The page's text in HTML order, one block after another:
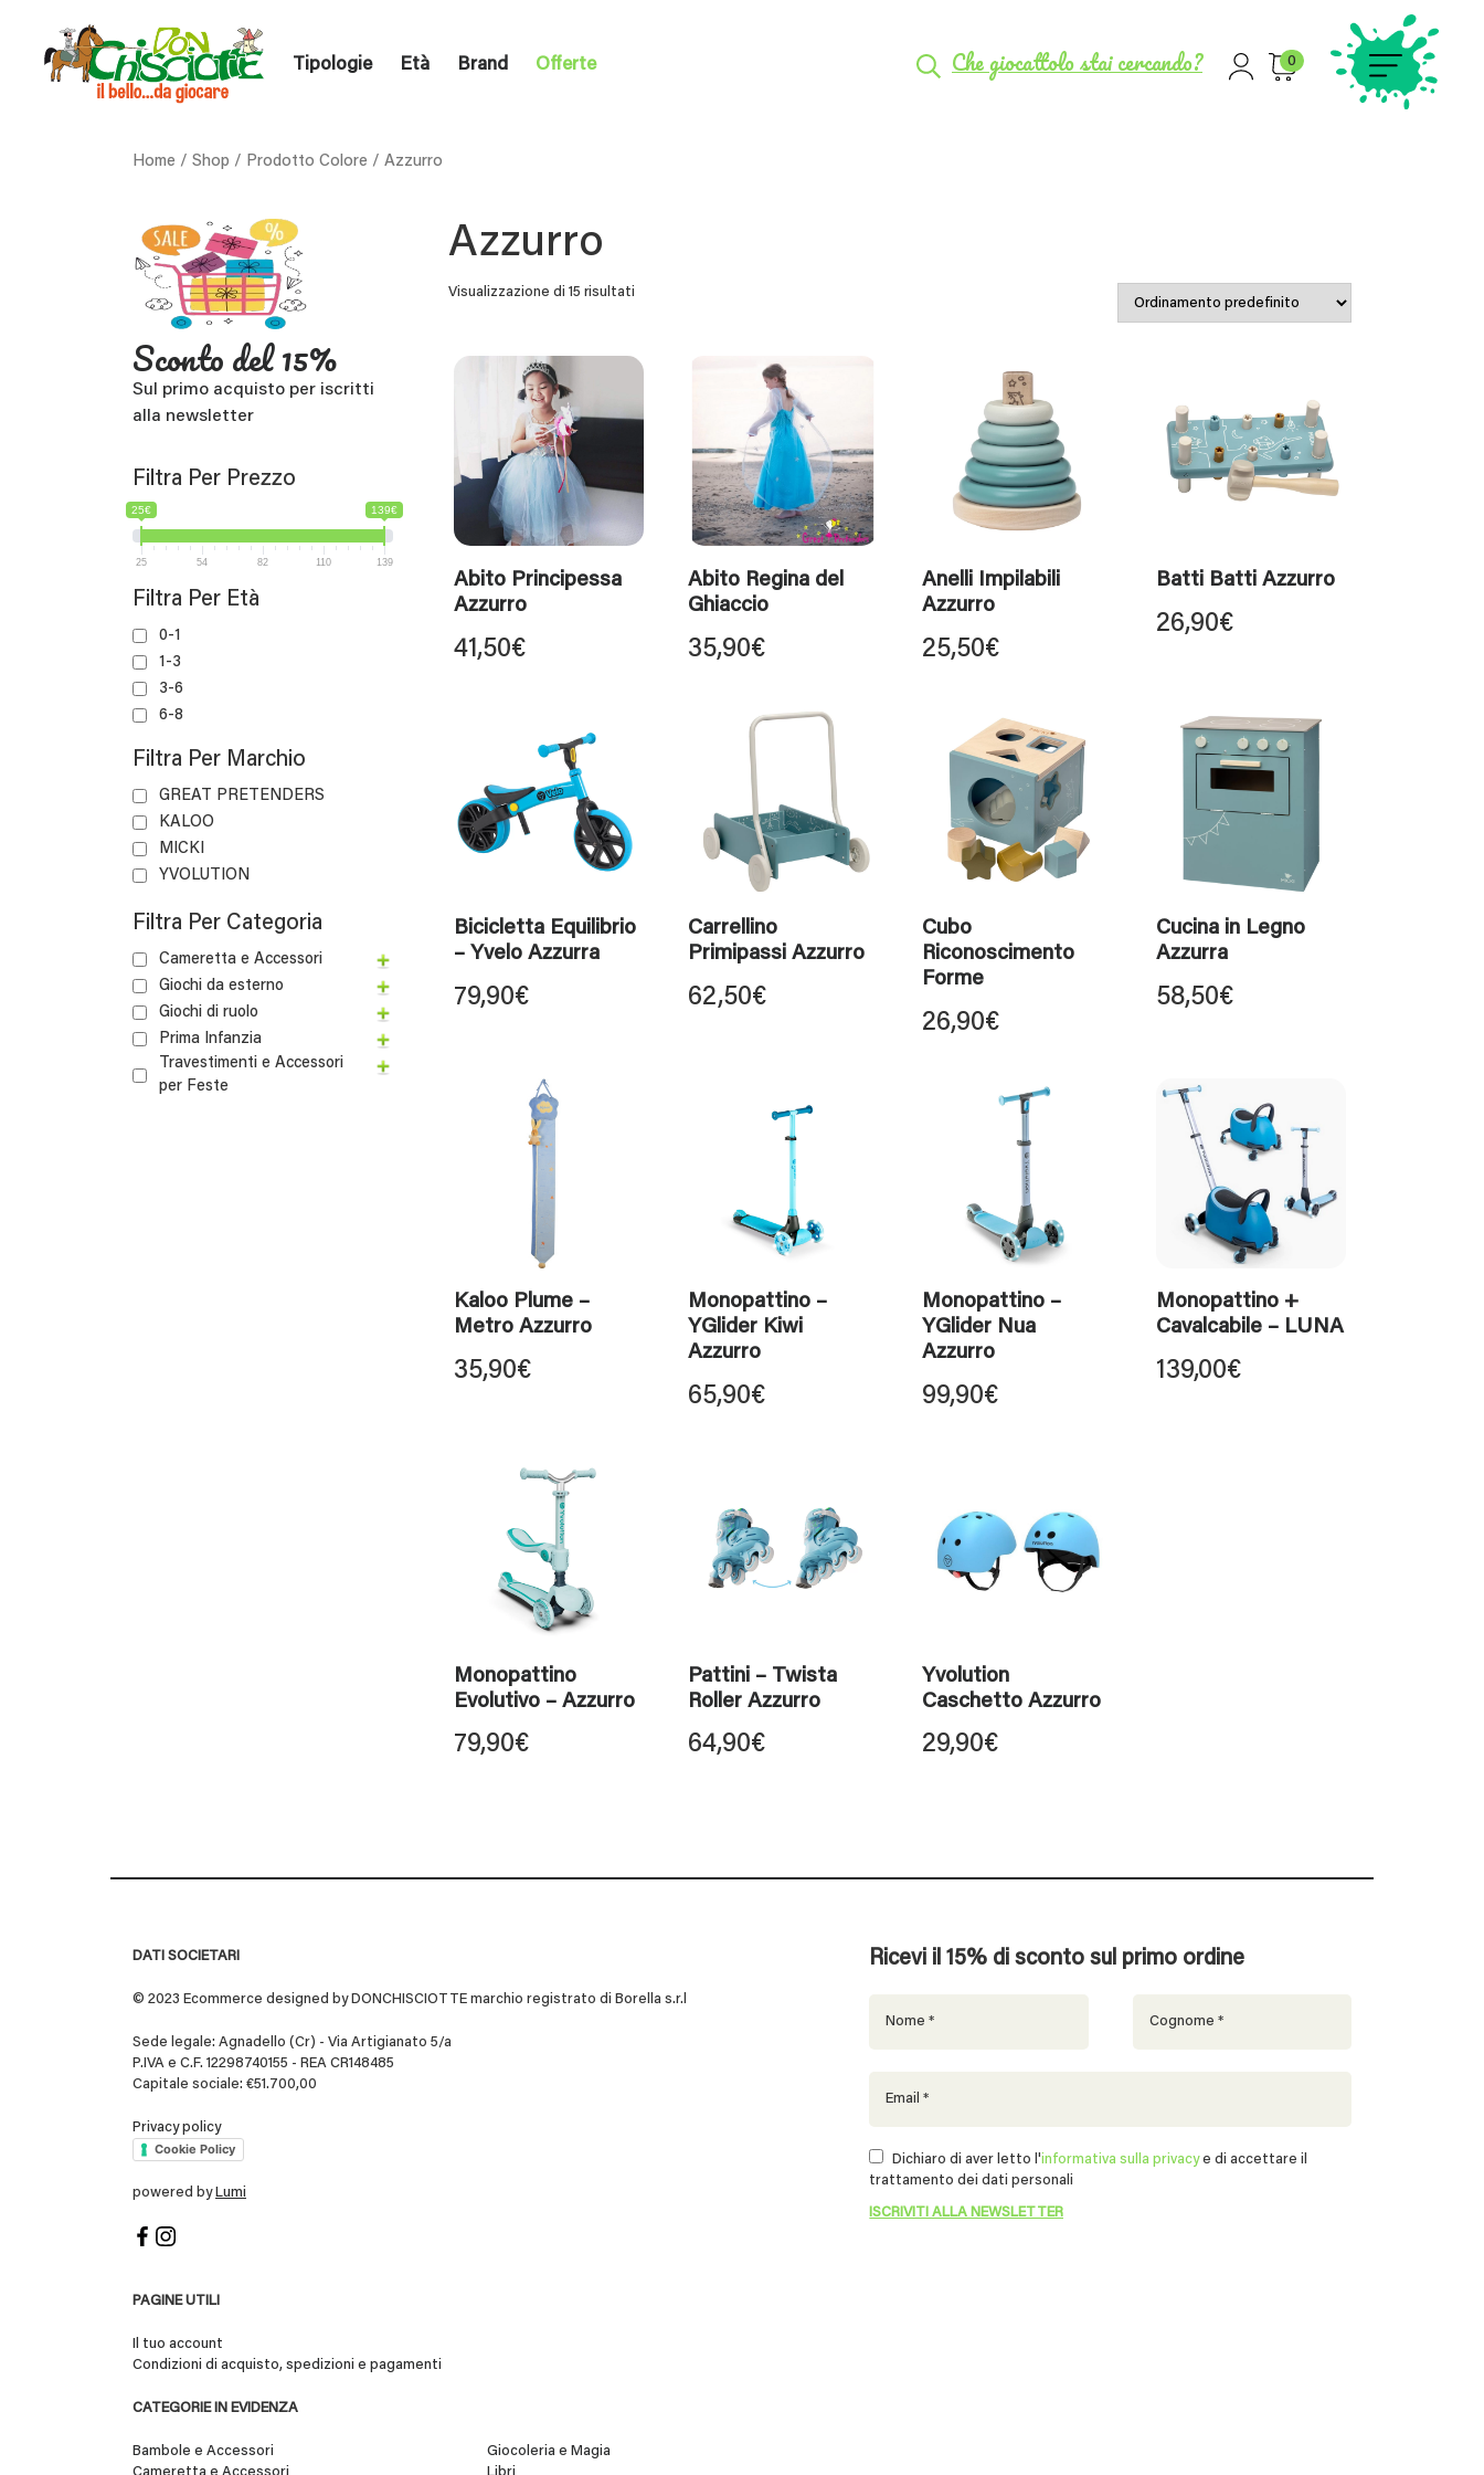
Tipologie Età Brand Offerte Che giocattolo stai cercando? 0
Home / Shop / Prodotto Colore / Azzurro
Sconto del 15%
Sul primo acquisto per iscritti
alla newsletter
Filtra Per Prezzo
25€ 139€
25 54 82 110 139
Filtra Per Età
0-1
1-3
3-6
6-8
Filtra Per Marchio
GREAT PRETENDERS
KALOO
MICKI
YVOLUTION
Filtra Per Categoria
Cameretta e Accessori
Giochi da esterno
Giochi di ruolo
Prima Infanzia
Travestimenti e Accessori
per Feste
Azzurro
Visualizzazione di 15 risultati
Abito Principessa
Azzurro
41,50€
Abito Regina del
Ghiaccio
35,90€
Anelli Impilabili
Azzurro
25,50€
Batti Batti Azzurro
26,90€
Bicicletta Equilibrio
– Yvelo Azzurra
79,90€
Carrellino
Primipassi Azzurro
62,50€
Cubo
Riconoscimento
Forme
26,90€
Cucina in Legno
Azzurra
58,50€
Kaloo Plume –
Metro Azzurro
35,90€
Monopattino –
YGlider Kiwi
Azzurro
65,90€
Monopattino –
YGlider Nua
Azzurro
99,90€
Monopattino +
Cavalcabile – LUNA
139,00€
Monopattino
Evolutivo – Azzurro
79,90€
Pattini – Twista
Roller Azzurro
64,90€
Yvolution
Caschetto Azzurro
29,90€
DATI SOCIETARI
© 2023 Ecommerce designed by DONCHISCIOTTE marchio registrato di Borella s.r.l
Sede legale: Agnadello (Cr) - Via Artigianato 5/a
P.IVA e C.F. 12298740155 - REA CR148485
Capitale sociale: €51.700,00
Privacy policy
Cookie Policy
powered by Lumi
PAGINE UTILI
Il tuo account
Condizioni di acquisto, spedizioni e pagamenti
CATEGORIE IN EVIDENZA
Bambole e Accessori
Giocoleria e Magia
Ricevi il 15% di sconto sul primo ordine
Dichiaro di aver letto l'informativa sulla privacye di accettare il
trattamento dei dati personali